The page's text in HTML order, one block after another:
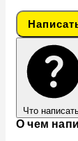
Что
О чем